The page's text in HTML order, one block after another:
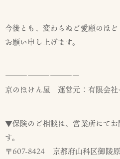
今後とも、変わらぬご愛顧のほど
お願い申し上げます。
——————————
京のほけん屋 運営元：有限会社
▼保険のご相談は、営業所にてお
す。
〒607-8424 京都府山科区御陵